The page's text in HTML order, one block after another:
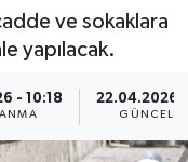
ve sokaklara
yapılacak.
- 10:18 22.04.2026